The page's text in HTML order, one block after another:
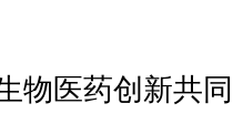
医药创新共同